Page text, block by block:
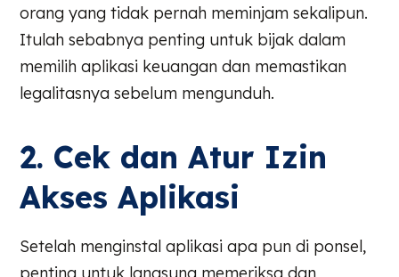
orang yang tidak pernah meminjam sekalipun.
Itulah sebabnya penting untuk bijak dalam
memilih aplikasi keuangan dan memastikan
legalitasnya sebelum mengunduh.
2. Cek dan Atur Izin
Akses Aplikasi
Setelah menginstal aplikasi apa pun di ponsel,
penting untuk langsung memeriksa dan